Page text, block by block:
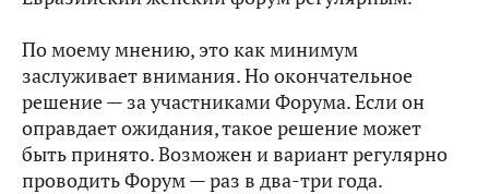
По моему мнению, это как минимум
заслуживает внимания. Но окончательное
решение — за участниками Форума. Если он
оправдает ожидания, такое решение может
быть принято. Возможен и вариант регулярно
проводить Форум — раз в два-три года.